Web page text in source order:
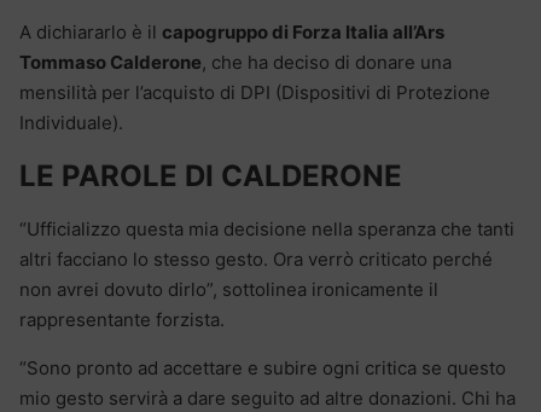
A dichiararlo è il capogruppo di Forza Italia all’Ars
Tommaso Calderone, che ha deciso di donare una
mensilità per l’acquisto di DPI (Dispositivi di Protezione
Individuale).
LE PAROLE DI CALDERONE
“Ufficializzo questa mia decisione nella speranza che tanti
altri facciano lo stesso gesto. Ora verrò criticato perché
non avrei dovuto dirlo”, sottolinea ironicamente il
rappresentante forzista.
“Sono pronto ad accettare e subire ogni critica se questo
mio gesto servirà a dare seguito ad altre donazioni. Chi ha